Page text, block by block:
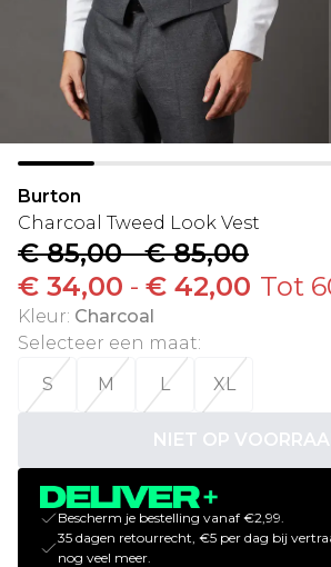
Burton
Charcoal Tweed Look Vest
€ 85,00-€ 85,00
€ 34,00 - € 42,00 Tot
Kleur: Charcoal
Selecteer een maat:
S
M L XL
NIET OP
Bescherm je bestelling vanaf €2,99.
35 dagen retourrecht, €5 per dag bij
nog veel meer.